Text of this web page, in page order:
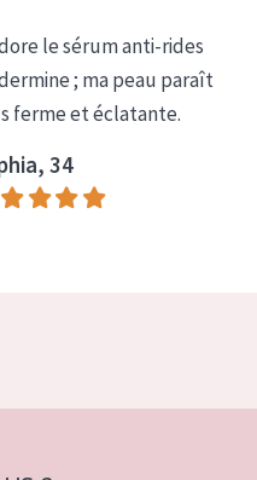
le sérum anti-rides
; ma peau paraît
ferme et éclatante.
34